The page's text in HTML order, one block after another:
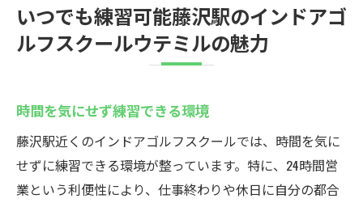
いつでも練習可能藤沢駅のインドアゴ
ルフスクールウテミルの魅力
時間を気にせず練習できる環境
藤沢駅近くのインドアゴルフスクールでは、時間を気に
せずに練習できる環境が整っています。特に、24時間営
業という利便性により、仕事終わりや休日に自分の都合